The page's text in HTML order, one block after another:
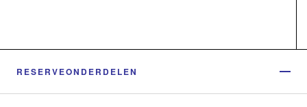
RESERVEONDERDELEN